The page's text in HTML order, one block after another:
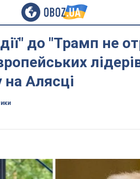
до "Трамп не
на Алясці